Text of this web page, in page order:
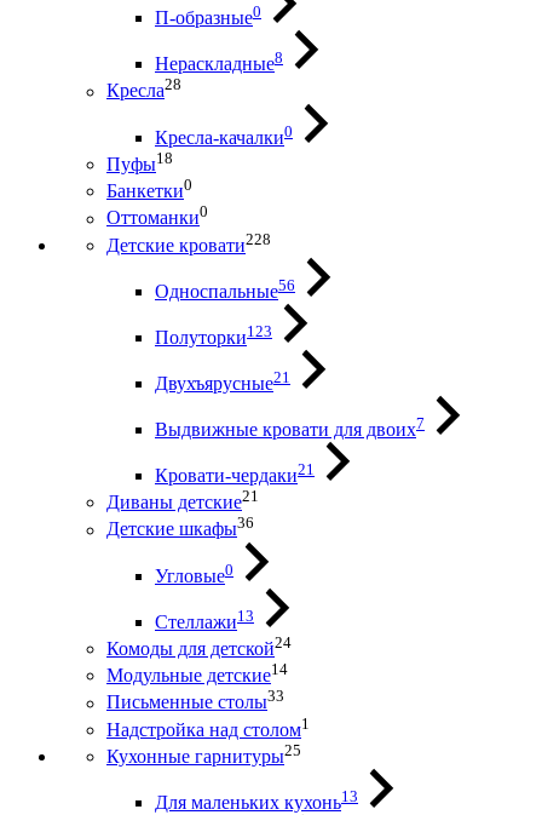
П-образные0
Нераскладные8
Кресла28
Кресла-качалки0
Пуфы18
Банкетки0
Оттоманки0
Детские кровати228
Односпальные56
Полуторки123
Двухъярусные21
Выдвижные кровати для двоих7
Кровати-чердаки21
Диваны детские21
Детские шкафы36
Угловые0
Стеллажи13
Комоды для детской24
Модульные детские14
Письменные столы33
Надстройка над столом1
Кухонные гарнитуры25
Для маленьких кухонь13